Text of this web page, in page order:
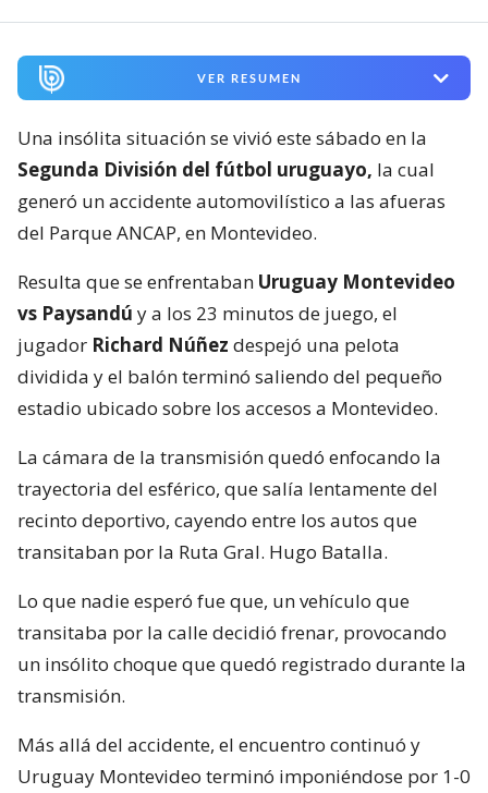
VER RESUMEN
Una insólita situación se vivió este sábado en la
Segunda División del fútbol uruguayo, la cual
generó un accidente automovilístico a las afueras
del Parque ANCAP, en Montevideo.
Resulta que se enfrentaban Uruguay Montevideo
vs Paysandú y a los 23 minutos de juego, el
jugador Richard Núñez despejó una pelota
dividida y el balón terminó saliendo del pequeño
estadio ubicado sobre los accesos a Montevideo.
La cámara de la transmisión quedó enfocando la
trayectoria del esférico, que salía lentamente del
recinto deportivo, cayendo entre los autos que
transitaban por la Ruta Gral. Hugo Batalla.
Lo que nadie esperó fue que, un vehículo que
transitaba por la calle decidió frenar, provocando
un insólito choque que quedó registrado durante la
transmisión.
Más allá del accidente, el encuentro continuó y
Uruguay Montevideo terminó imponiéndose por 1-0